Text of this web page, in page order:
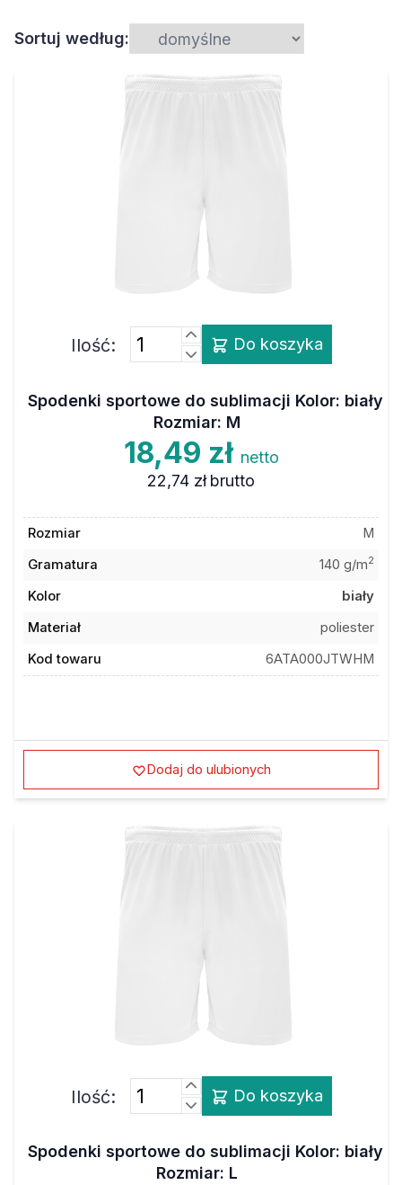
Sortuj według:
Ilość: Do koszyka
Spodenki sportowe do sublimacji Kolor: biały
Rozmiar: M
18,49 zł netto
22,74 zł brutto
Rozmiar
M
Gramatura
140 g/m2
Kolor
biały
Materiał
poliester
Kod towaru
6ATA000JTWHM
Dodaj do ulubionych
Ilość: Do koszyka
Spodenki sportowe do sublimacji Kolor: biały
Rozmiar: L